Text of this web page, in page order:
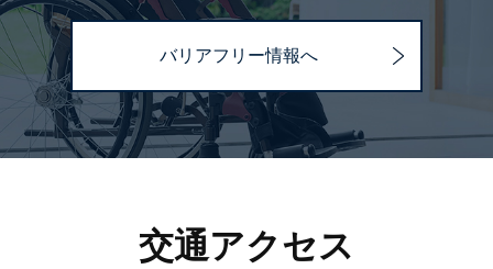
バリアフリー情報へ
交通アクセス